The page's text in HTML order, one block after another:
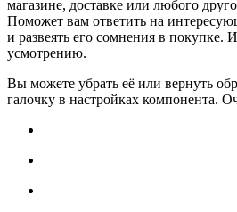
магазине, доставке или любого
Поможет вам ответить на
и развеять его сомнения в покупке.
усмотрению.
Вы можете убрать её или вернуть
галочку в настройках компонента.